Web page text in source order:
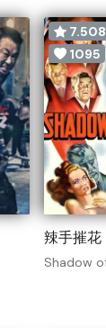
7.508
1095
辣手摧
Shadow